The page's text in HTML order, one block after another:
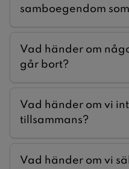
samboegendom
Vad händer om
går bort?
Vad händer om vi
tillsammans?
Vad händer om vi